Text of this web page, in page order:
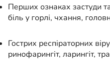
Перших ознаках застуди
біль у горлі, чхання,
Гострих респіраторних
ринофарингіт, ларингіт,